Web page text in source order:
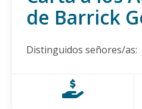
defensoras y defensores
proyecto minero
Ecuador
27.02.2026
de Barrick
Distinguidos señores/as: